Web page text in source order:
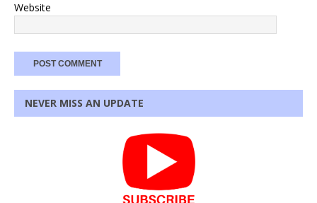
Website
NEVER MISS AN UPDATE